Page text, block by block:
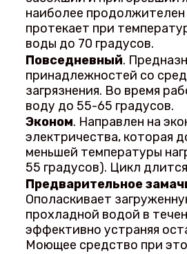
наиболее продолжителен
протекает при
воды до 70 градусов.
Повседневный.
принадлежностей со
загрязнения. Во время
воду до 55-65 градусов.
Эконом. Направлен на
электричества, которая
меньшей температуры
55 градусов). Цикл
Предварительное
Ополаскивает
прохладной водой в
эффективно устраняя
Моющее средство при